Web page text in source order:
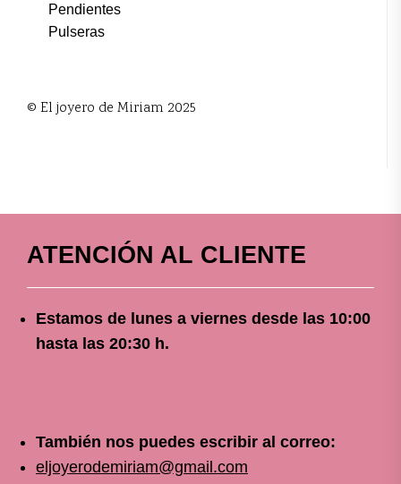
Pendientes
Pulseras
© El joyero de Miriam 2025
ATENCIÓN AL CLIENTE
Estamos de lunes a viernes desde las 10:00
hasta las 20:30 h.
También nos puedes escribir al correo:
eljoyerodemiriam@gmail.com